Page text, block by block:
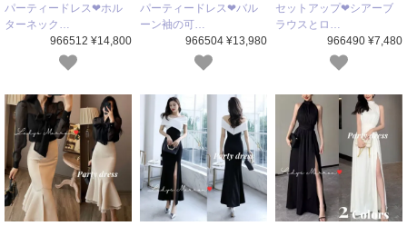
パーティードレス❤ホル
ターネック…
966512 ¥14,800
パーティードレス❤バル
ーン袖の可…
966504 ¥13,980
セットアップ❤シアーブ
ラウスとロ…
966490 ¥7,480